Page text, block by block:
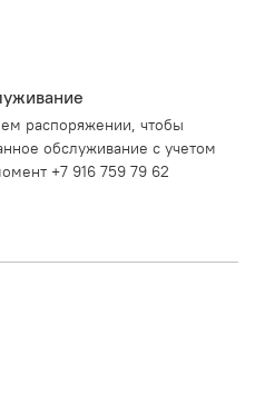
распоряжении, чтобы
обслуживание с учетом
+7 916 759 79 62